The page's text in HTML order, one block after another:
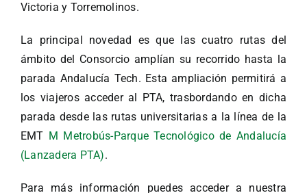
Victoria y Torremolinos.
La principal novedad es que las cuatro rutas del
ámbito del Consorcio amplían su recorrido hasta la
parada Andalucía Tech. Esta ampliación permitirá a
los viajeros acceder al PTA, trasbordando en dicha
parada desde las rutas universitarias a la línea de la
EMT M Metrobús-Parque Tecnológico de Andalucía
(Lanzadera PTA).
Para más información puedes acceder a nuestra